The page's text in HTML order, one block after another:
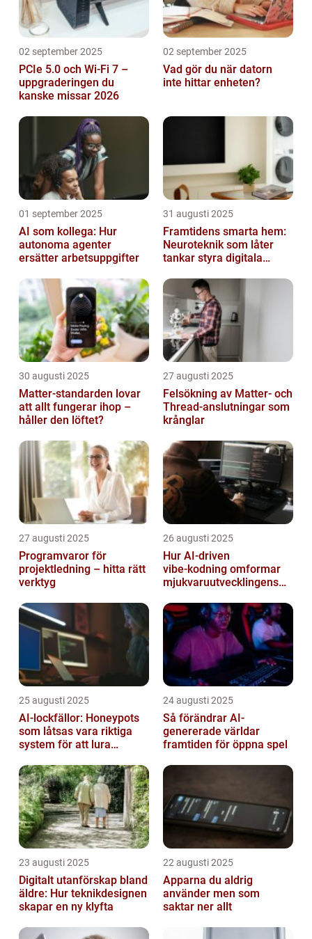
02 september 2025
PCIe 5.0 och Wi-Fi 7 –
uppgraderingen du
kanske missar 2026
02 september 2025
Vad gör du när datorn
inte hittar enheten?
01 september 2025
AI som kollega: Hur
autonoma agenter
ersätter arbetsuppgifter
31 augusti 2025
Framtidens smarta hem:
Neuroteknik som låter
tankar styra digitala
30 augusti 2025
Matter-standarden lovar
att allt fungerar ihop –
håller den löftet?
27 augusti 2025
Felsökning av Matter‑ och
Thread‑anslutningar som
krånglar
27 augusti 2025
Programvaror för
projektledning – hitta rätt
verktyg
26 augusti 2025
Hur AI‑driven
vibe‑kodning omformar
mjukvaruutvecklingens
25 augusti 2025
AI-lockfällor: Honeypots
som låtsas vara riktiga
system för att lura
24 augusti 2025
Så förändrar AI-
genererade världar
framtiden för öppna spel
23 augusti 2025
Digitalt utanförskap bland
äldre: Hur teknikdesignen
skapar en ny klyfta
22 augusti 2025
Apparna du aldrig
använder men som
saktar ner allt